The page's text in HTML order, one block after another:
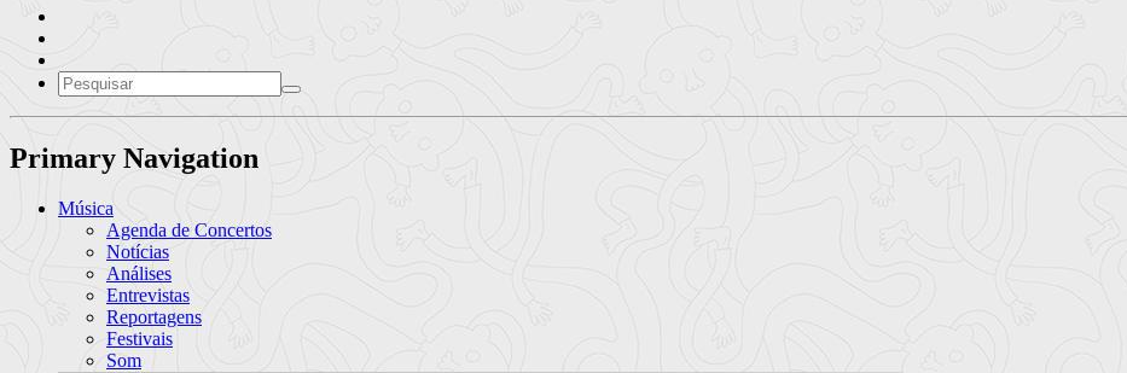
Primary Navigation
Música
Agenda de Concertos
Notícias
Análises
Entrevistas
Reportagens
Festivais
Som